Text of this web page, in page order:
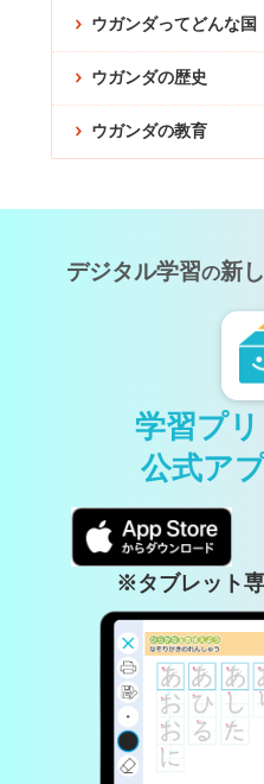
ウガンダってどんな国
ウガンダの歴史
ウガンダの教育
デジタル学習の新
学習プ
公式ア
※タブレット専